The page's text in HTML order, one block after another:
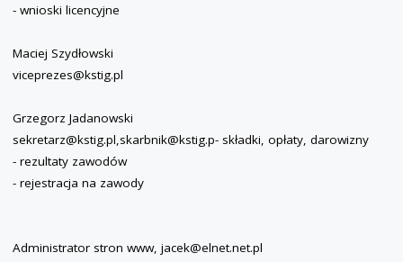
- wnioski licencyjne
Maciej Szydłowski
viceprezes@kstig.pl
Grzegorz Jadanowski
sekretarz@kstig.pl,skarbnik@kstig.p- składki, opłaty, darowizny
- rezultaty zawodów
- rejestracja na zawody
Administrator stron www, jacek@elnet.net.pl